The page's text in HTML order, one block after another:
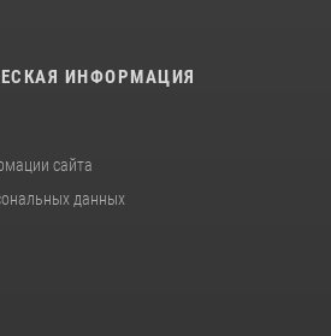
ИНФОРМАЦИЯ
сайта
данных